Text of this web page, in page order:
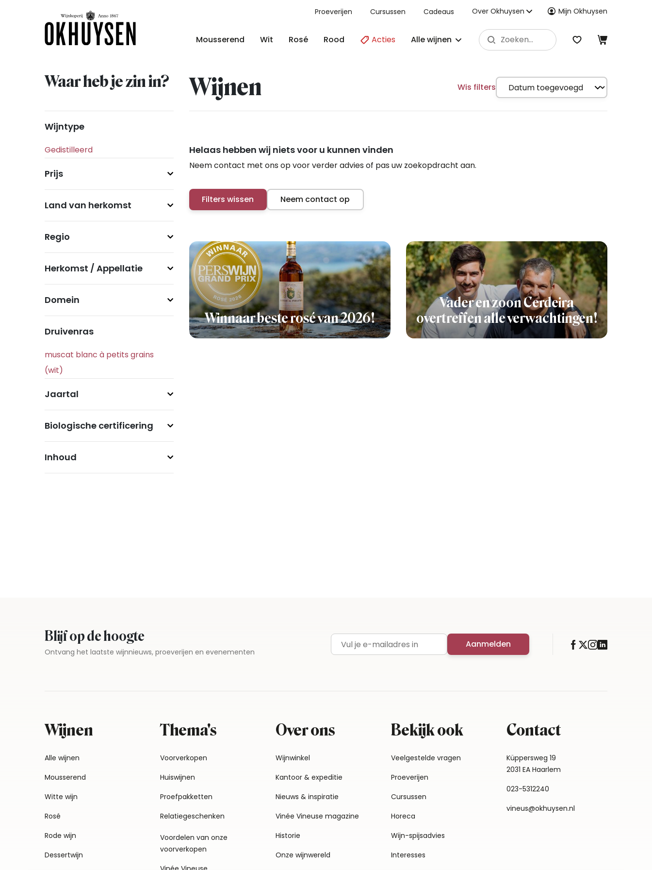
Proeverijen Cursussen Cadeaus Over Okhuysen Mijn Okhuysen
Mousserend Wit Rosé Rood Acties Alle wijnen
Waar heb je zin in? Wijnen Wis filters
Wijntype
Prijs
Land van herkomst
Regio
Herkomst / Appellatie
Domein
Druivenras
Jaartal
Biologische certificering
Inhoud
Helaas hebben wij niets voor u kunnen vinden
Neem contact met ons op voor verder advies of pas uw zoekopdracht aan.
Filters wissen Neem contact op
Winnaar beste rosé van 2026!
Vader en zoon Cerdeira
overtreffen alle verwachtingen!
Blijf op de hoogte
Ontvang het laatste wijnnieuws, proeverijen en evenementen E-mailadres Aanmelden
Wijnen
Alle wijnen
Mousserend
Witte wijn
Rosé
Rode wijn
Dessertwijn
Thema's
Voorverkopen
Huiswijnen
Proefpakketten
Relatiegeschenken
Voordelen van onze
voorverkopen
Over ons
Wijnwinkel
Kantoor & expeditie
Nieuws & inspiratie
Vinée Vineuse magazine
Historie
Onze wijnwereld
Bekijk ook
Veelgestelde vragen
Proeverijen
Cursussen
Horeca
Wijn-spijsadvies
Interesses
Contact
Küppersweg 19
2031 EA Haarlem
023-5312240
vineus@okhuysen.nl